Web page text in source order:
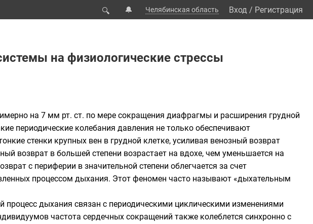
🔍 🔔 Челябинская область Вход / Регистрация
на физиологические стрессы
на 7 мм рт. ст. по мере сокращения диафрагмы и расширения грудной
периодические колебания давления не только обеспечивают
стенки крупных вен в грудной клетке, усиливая венозный возврат
возврат в большей степени возрастает на вдохе, чем уменьшается на
с периферии в значительной степени облегчается за счет
процессом дыхания. Этот феномен часто называют «дыхательным
процесс дыхания связан с периодическими циклическими изменениями
частота сердечных сокращений также колеблется синхронно с